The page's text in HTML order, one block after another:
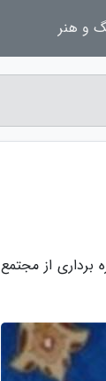
از مجتمع
و هنر